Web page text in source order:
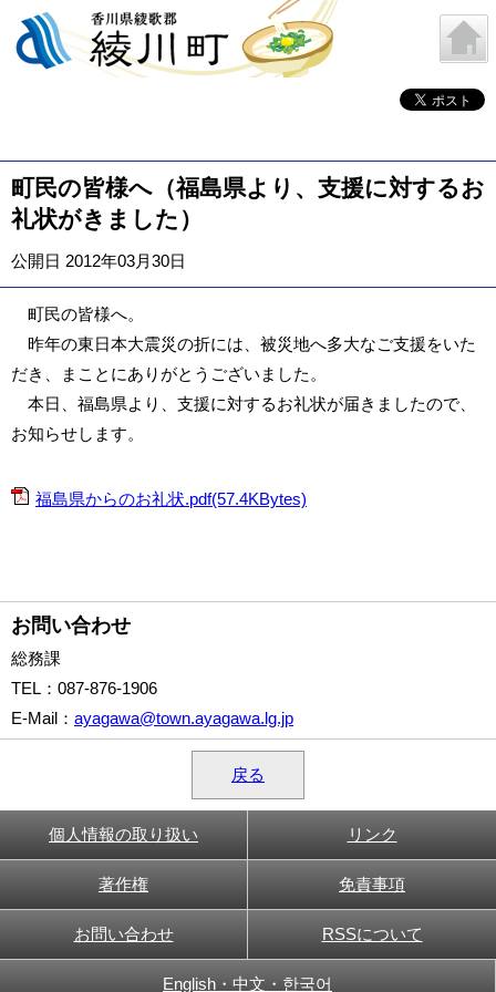
町民の皆様へ（福島県より、支援に対するお
礼状がきました）
公開日 2012年03月30日
町民の皆様へ。
昨年の東日本大震災の折には、被災地へ多大なご支援をいた
だき、まことにありがとうございました。
本日、福島県より、支援に対するお礼状が届きましたので、
お知らせします。
福島県からのお礼状.pdf(57.4KBytes)
お問い合わせ
総務課
TEL ：087-876-1906
E-Mail ： ayagawa@town.ayagawa.lg.jp
戻る
個人情報の取り扱い リンク
著作権 免責事項
お問い合わせ RSSについて
English・中文・한국어